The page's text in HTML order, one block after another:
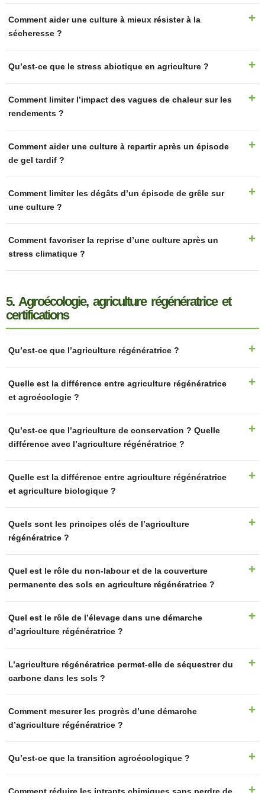
Comment aider une culture à mieux résister à la
sécheresse ?
Qu’est-ce que le stress abiotique en agriculture ?
Comment limiter l’impact des vagues de chaleur sur les
rendements ?
Comment aider une culture à repartir après un épisode
de gel tardif ?
Comment limiter les dégâts d’un épisode de grêle sur
une culture ?
Comment favoriser la reprise d’une culture après un
stress climatique ?
5. Agroécologie, agriculture régénératrice et
certifications
Qu’est-ce que l’agriculture régénératrice ?
Quelle est la différence entre agriculture régénératrice
et agroécologie ?
Qu’est-ce que l’agriculture de conservation ? Quelle
différence avec l’agriculture régénératrice ?
Quelle est la différence entre agriculture régénératrice
et agriculture biologique ?
Quels sont les principes clés de l’agriculture
régénératrice ?
Quel est le rôle du non-labour et de la couverture
permanente des sols en agriculture régénératrice ?
Quel est le rôle de l’élevage dans une démarche
d’agriculture régénératrice ?
L’agriculture régénératrice permet-elle de séquestrer du
carbone dans les sols ?
Comment mesurer les progrès d’une démarche
d’agriculture régénératrice ?
Qu’est-ce que la transition agroécologique ?